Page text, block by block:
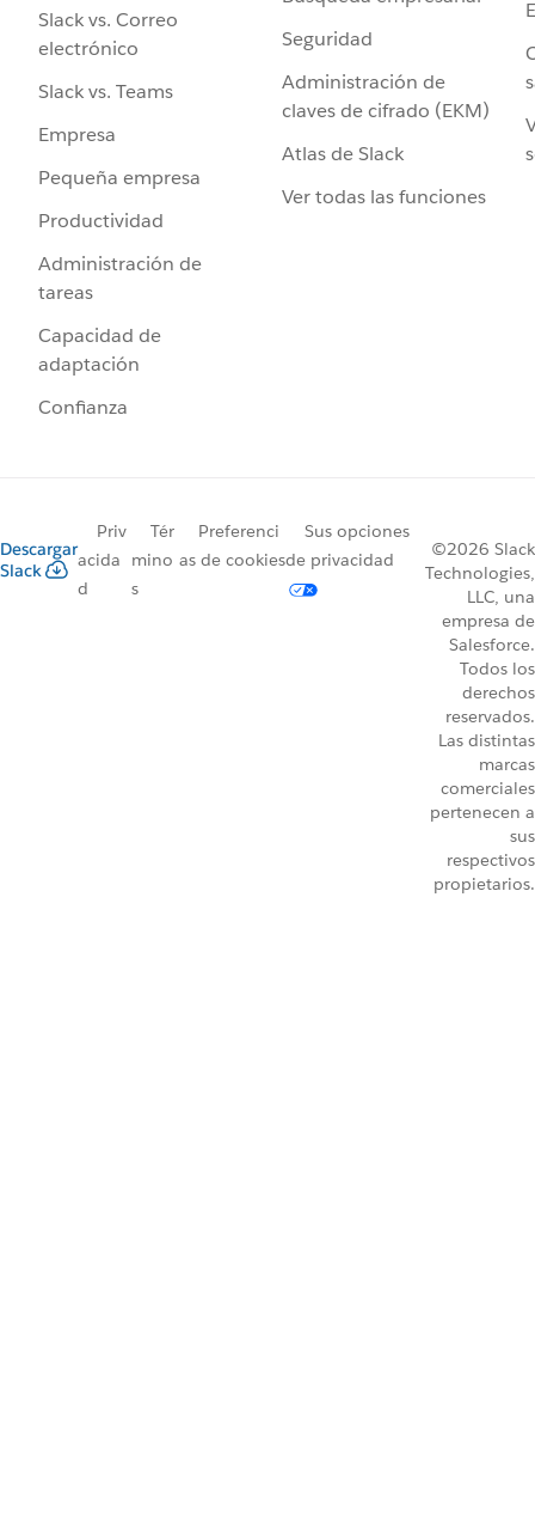
Slack vs. Correo
electrónico
Slack vs. Teams
Empresa
Pequeña empresa
Productividad
Administración de
tareas
Capacidad de
adaptación
Confianza
Seguridad
Administración de
claves de cifrado (EKM)
Atlas de Slack
Ver todas las funciones
Descargar
Slack
Priv
acida
d
Tér
mino
s
Preferenci
as de cookies
Sus opciones
de privacidad
©2026 Slack
Technologies,
LLC, una
empresa de
Salesforce.
Todos los
derechos
reservados.
Las distintas
marcas
comerciales
pertenecen a
sus
respectivos
propietarios.